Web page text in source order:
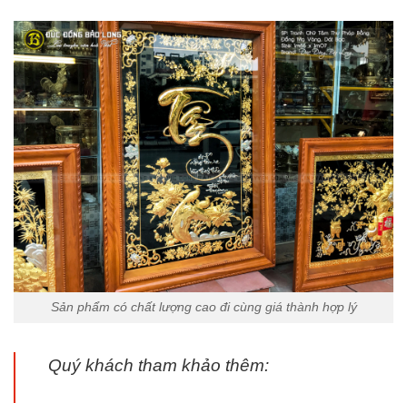
Sản phẩm có chất lượng cao đi cùng giá thành hợp lý
Quý khách tham khảo thêm: